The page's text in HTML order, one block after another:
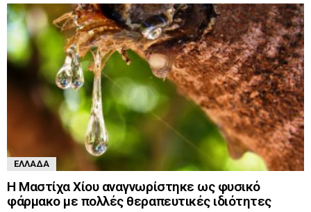
ΕΛΛΆΔΑ
Η Μαστίχα Χίου αναγνωρίστηκε ως φυσικό
φάρμακο με πολλές θεραπευτικές ιδιότητες